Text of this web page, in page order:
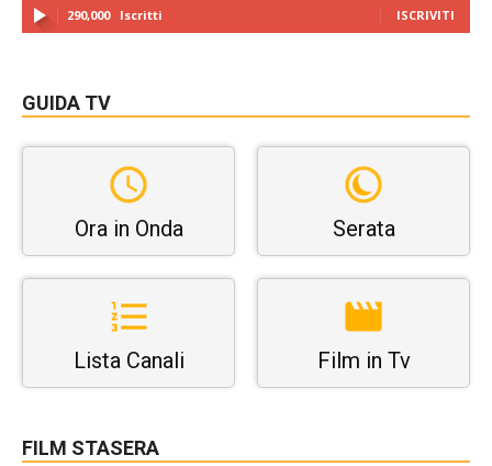
290,000 Iscritti ISCRIVITI
GUIDA TV
Ora in Onda Serata
Lista Canali Film in Tv
FILM STASERA